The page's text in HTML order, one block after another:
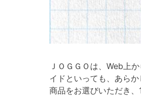
ＪＯＧＧＯは、Web上
イドといっても、あら
商品をお選びいただき